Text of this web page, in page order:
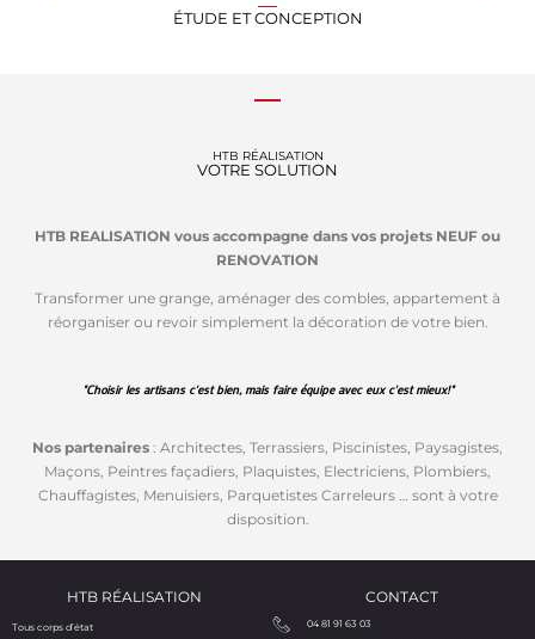
ÉTUDE ET CONCEPTION
HTB RÉALISATION
VOTRE SOLUTION
HTB REALISATION vous accompagne dans vos projets NEUF ou
RENOVATION
Transformer une grange, aménager des combles, appartement à
réorganiser ou revoir simplement la décoration de votre bien.
"Choisir les artisans c'est bien, mais faire équipe avec eux c'est mieux!"
Nos partenaires : Architectes, Terrassiers, Piscinistes, Paysagistes,
Maçons, Peintres façadiers, Plaquistes, Electriciens, Plombiers,
Chauffagistes, Menuisiers, Parquetistes Carreleurs … sont à votre
disposition.
HTB RÉALISATION
Tous corps d’état
CONTACT
04 81 91 63 03